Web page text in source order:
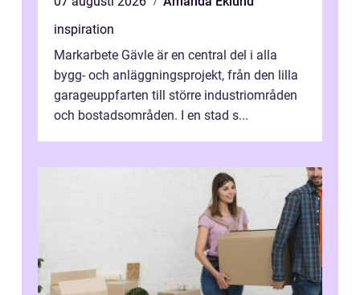
inspiration
Markarbete Gävle är en central del i alla
bygg- och anläggningsprojekt, från den lilla
garageuppfarten till större industriområden
och bostadsområden. I en stad s...